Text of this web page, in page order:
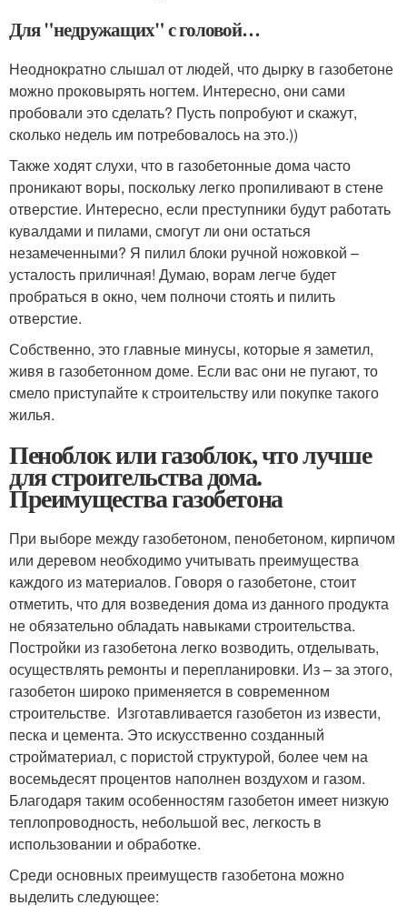
Для "недружащих" с головой…
Неоднократно слышал от людей, что дырку в газобетоне
можно проковырять ногтем. Интересно, они сами
пробовали это сделать? Пусть попробуют и скажут,
сколько недель им потребовалось на это.))
Также ходят слухи, что в газобетонные дома часто
проникают воры, поскольку легко пропиливают в стене
отверстие. Интересно, если преступники будут работать
кувалдами и пилами, смогут ли они остаться
незамеченными? Я пилил блоки ручной ножовкой –
усталость приличная! Думаю, ворам легче будет
пробраться в окно, чем полночи стоять и пилить
отверстие.
Собственно, это главные минусы, которые я заметил,
живя в газобетонном доме. Если вас они не пугают, то
смело приступайте к строительству или покупке такого
жилья.
Пеноблок или газоблок, что лучше
для строительства дома.
Преимущества газобетона
При выборе между газобетоном, пенобетоном, кирпичом
или деревом необходимо учитывать преимущества
каждого из материалов. Говоря о газобетоне, стоит
отметить, что для возведения дома из данного продукта
не обязательно обладать навыками строительства.
Постройки из газобетона легко возводить, отделывать,
осуществлять ремонты и перепланировки. Из – за этого,
газобетон широко применяется в современном
строительстве. Изготавливается газобетон из извести,
песка и цемента. Это искусственно созданный
стройматериал, с пористой структурой, более чем на
восемьдесят процентов наполнен воздухом и газом.
Благодаря таким особенностям газобетон имеет низкую
теплопроводность, небольшой вес, легкость в
использовании и обработке.
Среди основных преимуществ газобетона можно
выделить следующее: